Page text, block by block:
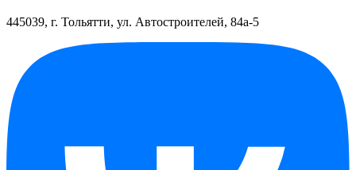
445039, г. Тольятти, ул. Автостроителей, 84а-5